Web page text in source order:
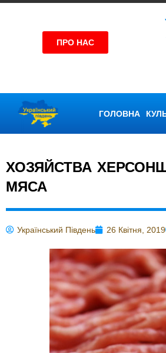
ПРО НАС
ГОЛОВНА
ХОЗЯЙСТВА
МЯСА
Український Південь 26 Квітня, 2019